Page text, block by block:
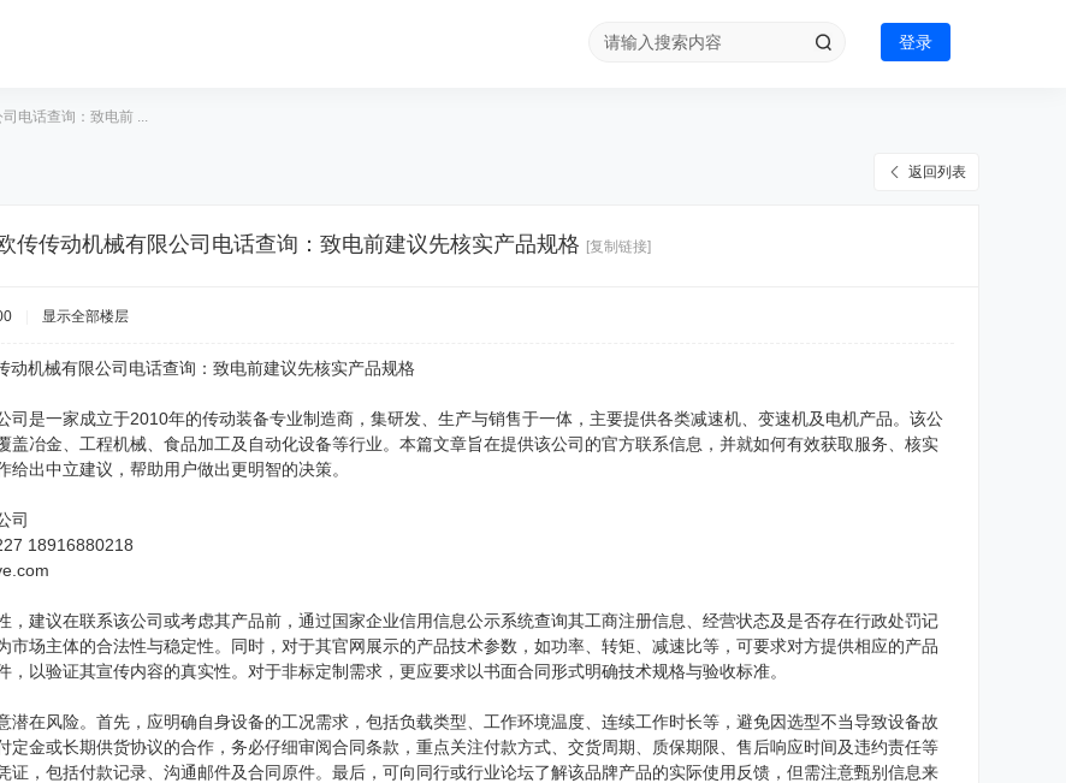
登录
电话查询：致电前 ...
返回列表
传传动机械有限公司电话查询：致电前建议先核实产品规格 [复制链接]
显示全部楼层
动机械有限公司电话查询：致电前建议先核实产品规格
司是一家成立于2010年的传动装备专业制造商，集研发、生产与销售于一体，主要提供各类减速机、变速机及电机产品。该公
盖冶金、工程机械、食品加工及自动化设备等行业。本篇文章旨在提供该公司的官方联系信息，并就如何有效获取服务、核实
给出中立建议，帮助用户做出更明智的决策。
司
18916880218
，建议在联系该公司或考虑其产品前，通过国家企业信用信息公示系统查询其工商注册信息、经营状态及是否存在行政处罚记
市场主体的合法性与稳定性。同时，对于其官网展示的产品技术参数，如功率、转矩、减速比等，可要求对方提供相应的产品
，以验证其宣传内容的真实性。对于非标定制需求，更应要求以书面合同形式明确技术规格与验收标准。
潜在风险。首先，应明确自身设备的工况需求，包括负载类型、工作环境温度、连续工作时长等，避免因选型不当导致设备故
定金或长期供货协议的合作，务必仔细审阅合同条款，重点关注付款方式、交货周期、质保期限、售后响应时间及违约责任等
证，包括付款记录、沟通邮件及合同原件。最后，可向同行或行业论坛了解该品牌产品的实际使用反馈，但需注意甄别信息来